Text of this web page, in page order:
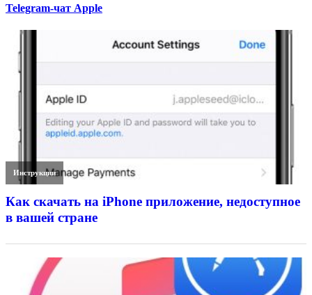
Telegram-чат Apple
Инструкции
Как скачать на iPhone приложение, недоступное
в вашей стране